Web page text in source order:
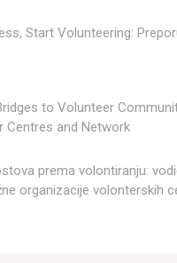
Start Volunteering:
to Volunteer
Centres and Network
prema volontiranju:
organizacije volonterskih